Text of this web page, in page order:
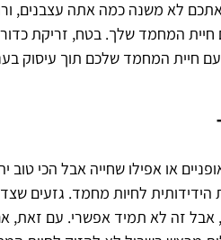
לא משנה כמה אתה עצבנים,
המחמד שלך. בטח, זריקת כדור
עם חיית המחמד שלכם תוך עיסוק
או אפילו שחייה אבל הכי טוב
לחיות מחמד. גזעים
אבל זה לא תמיד אפשרי. עם